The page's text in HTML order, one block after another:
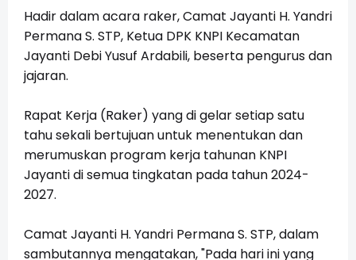
Hadir dalam acara raker, Camat Jayanti H. Yandri
Permana S. STP, Ketua DPK KNPI Kecamatan
Jayanti Debi Yusuf Ardabili, beserta pengurus dan
jajaran.
Rapat Kerja (Raker) yang di gelar setiap satu
tahu sekali bertujuan untuk menentukan dan
merumuskan program kerja tahunan KNPI
Jayanti di semua tingkatan pada tahun 2024-
2027.
Camat Jayanti H. Yandri Permana S. STP, dalam
sambutannya mengatakan, "Pada hari ini yang